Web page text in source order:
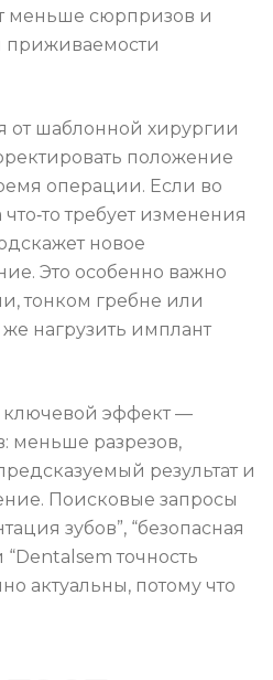
меньше сюрпризов и
от шаблонной хирургии
положение
операции. Если во
требует изменения
новое
Это особенно важно
тонком гребне или
нагрузить имплант
ключевой эффект —
меньше разрезов,
результат и
Поисковые запросы
зубов”, “безопасная
точность
актуальны, потому что